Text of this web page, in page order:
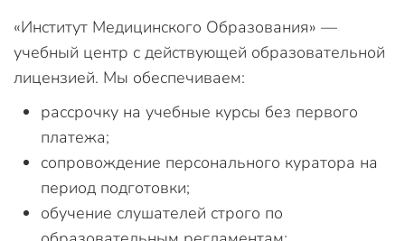
«Институт Медицинского Образования» —
учебный центр с действующей образовательной
лицензией. Мы обеспечиваем:
рассрочку на учебные курсы без первого
платежа;
сопровождение персонального куратора на
период подготовки;
обучение слушателей строго по